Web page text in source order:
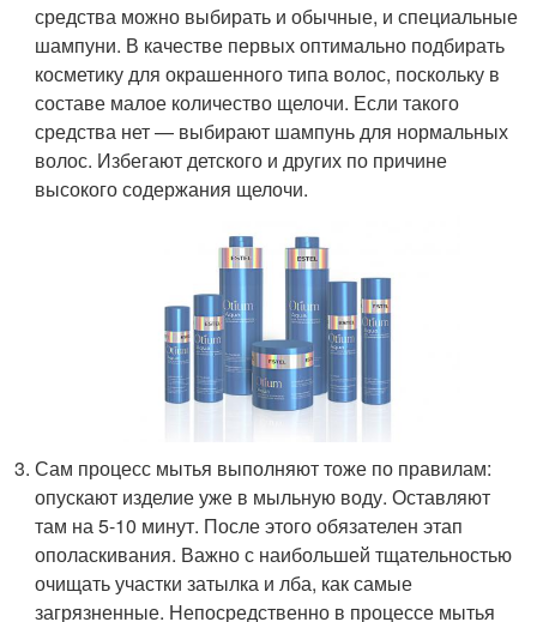
средства можно выбирать и обычные, и специальные
шампуни. В качестве первых оптимально подбирать
косметику для окрашенного типа волос, поскольку в
составе малое количество щелочи. Если такого
средства нет — выбирают шампунь для нормальных
волос. Избегают детского и других по причине
высокого содержания щелочи.
Сам процесс мытья выполняют тоже по правилам:
опускают изделие уже в мыльную воду. Оставляют
там на 5-10 минут. После этого обязателен этап
ополаскивания. Важно с наибольшей тщательностью
очищать участки затылка и лба, как самые
загрязненные. Непосредственно в процессе мытья